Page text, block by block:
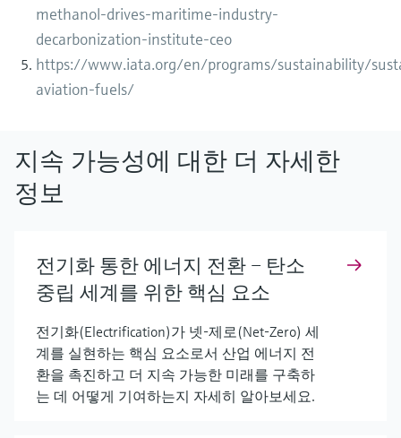
methanol-drives-maritime-industry-
decarbonization-institute-ceo
https://www.iata.org/en/programs/sustainability/
aviation-fuels/
지속 가능성에 대한 더 자세한
정보
전기화 통한 에너지 전환 – 탄소
중립 세계를 위한 핵심 요소
전기화(Electrification)가 넷-제로(Net-Zero) 세
계를 실현하는 핵심 요소로서 산업 에너지 전
환을 촉진하고 더 지속 가능한 미래를 구축하
는 데 어떻게 기여하는지 자세히 알아보세요.